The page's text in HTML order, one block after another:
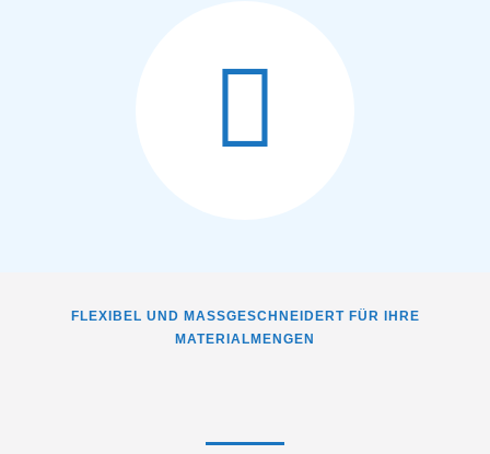
FLEXIBEL UND MASSGESCHNEIDERT FÜR IHRE M
ATERIALMENGEN